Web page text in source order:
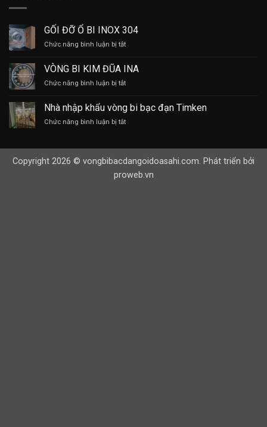
GỐI ĐỠ Ổ BI INOX 304
Chức năng bình luận bị tắtở
ĐỠ
Ổ
BI
304
VÒNG BI KIM ĐŨA INA
Chức năng bình luận bị tắtở
BI
KIM
ĐŨA
Nhà nhập khẩu vòng bi bạc đạn Timken
Chức năng bình luận bị tắtở
vòng
bi
Copyright 2026 © vongbibacdangoidoasahi.com. Phát triển bởi
proweb.vn